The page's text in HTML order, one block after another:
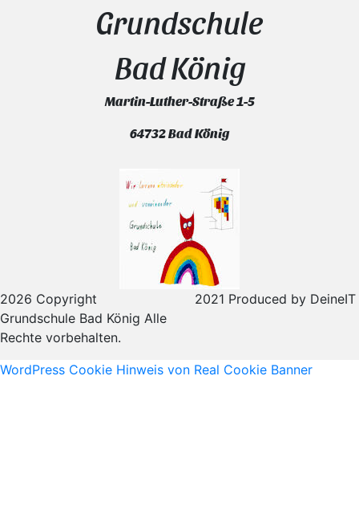
Grundschule
Bad König
Martin-Luther-Straße 1-5
64732 Bad König
2026 Copyright
Grundschule Bad König Alle
Rechte vorbehalten.
2021 Produced by DeineIT
WordPress Cookie Hinweis von Real Cookie Banner